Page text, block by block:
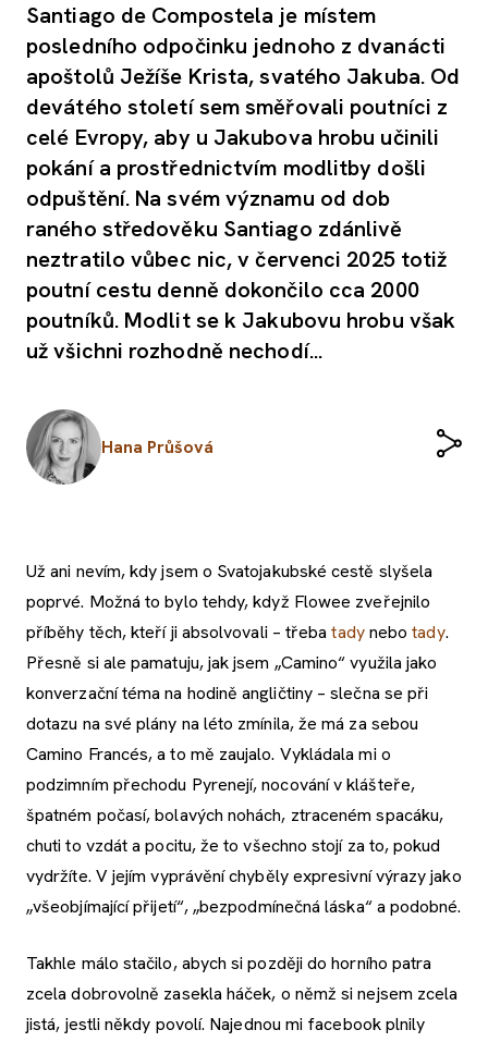
Santiago de Compostela je místem
posledního odpočinku jednoho z dvanácti
apoštolů Ježíše Krista, svatého Jakuba. Od
devátého století sem směřovali poutníci z
celé Evropy, aby u Jakubova hrobu učinili
pokání a prostřednictvím modlitby došli
odpuštění. Na svém významu od dob
raného středověku Santiago zdánlivě
neztratilo vůbec nic, v červenci 2025 totiž
poutní cestu denně dokončilo cca 2000
poutníků. Modlit se k Jakubovu hrobu však
už všichni rozhodně nechodí...
Hana Průšová
Už ani nevím, kdy jsem o Svatojakubské cestě slyšela
poprvé. Možná to bylo tehdy, když Flowee zveřejnilo
příběhy těch, kteří ji absolvovali – třebatadynebotady.
Přesně si ale pamatuju, jak jsem „Camino“ využila jako
konverzační téma na hodině angličtiny – slečna se při
dotazu na své plány na léto zmínila, že má za sebou
Camino Francés, a to mě zaujalo. Vykládala mi o
podzimním přechodu Pyrenejí, nocování v klášteře,
špatném počasí, bolavých nohách, ztraceném spacáku,
chuti to vzdát a pocitu, že to všechno stojí za to, pokud
vydržíte. V jejím vyprávění chyběly expresivní výrazy jako
„všeobjímající přijetí“, „bezpodmínečná láska“ a podobné.
Takhle málo stačilo, abych si později do horního patra
zcela dobrovolně zasekla háček, o němž si nejsem zcela
jistá, jestli někdy povolí. Najednou mi facebook plnily